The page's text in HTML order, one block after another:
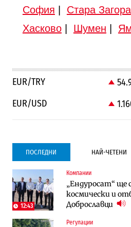
София
Стара Загора
Хасково| Шумен
EUR/TRY
EUR/USD
ПОСЛЕДНИ НАЙ-ЧЕТЕНИ
12:43
Компании
„Ендуросат“ ще
космически и
Доброславци
Регулации
Градоустройство
Столична
преместването
трасе по бул.
Компании
Компании
Vivacom
90% отстъпка
To:know